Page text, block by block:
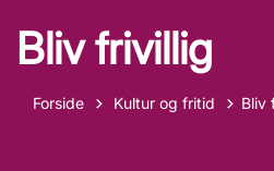
Bliv frivillig
Forside Tilbage til
Kultur og fritid Bliv